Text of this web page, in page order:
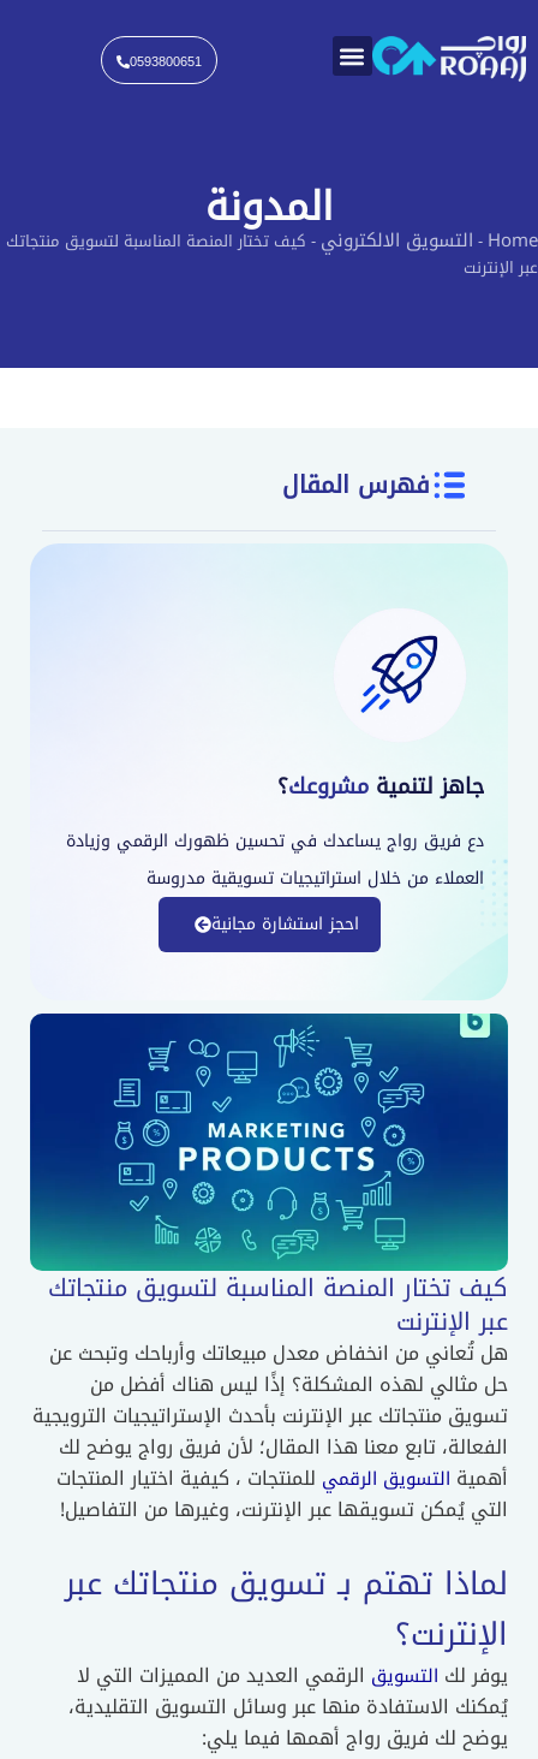
إلى
المحتوى
0593800651
المدونة Home
- التسويق الالكتروني - كيف تختار المنصة المناسبة لتسويق منتجاتك
عبر الإنترنت
كيف تختار المنصة المناسبة لتسويق منتجاتك
عبر الإنترنت
هل تُعاني من انخفاض معدل مبيعاتك وأرباحك وتبحث عن
حل مثالي لهذه المشكلة؟ إذًا ليس هناك أفضل من
تسويق منتجاتك عبر الإنترنت بأحدث الإستراتيجيات الترويجية
الفعالة، تابع معنا هذا المقال؛ لأن فريق رواج يوضح لك
أهمية التسويق الرقمي للمنتجات ، كيفية اختيار المنتجات
التي يُمكن تسويقها عبر الإنترنت، وغيرها من التفاصيل!
لماذا تهتم بـ تسويق منتجاتك عبر
الإنترنت؟
يوفر لك التسويق الرقمي العديد من المميزات التي لا
يُمكنك الاستفادة منها عبر وسائل التسويق التقليدية،
يوضح لك فريق رواج أهمها فيما يلي:
فهرس المقال
جاهز لتنمية مشروعك؟
دع فريق رواج يساعدك في تحسين ظهورك الرقمي وزيادة
العملاء من خلال استراتيجيات تسويقية مدروسة
احجز استشارة مجانية